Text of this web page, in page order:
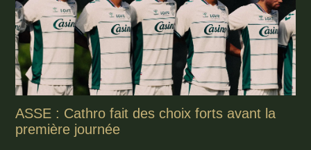
ASSE : Cathro fait des choix forts avant la
première journée